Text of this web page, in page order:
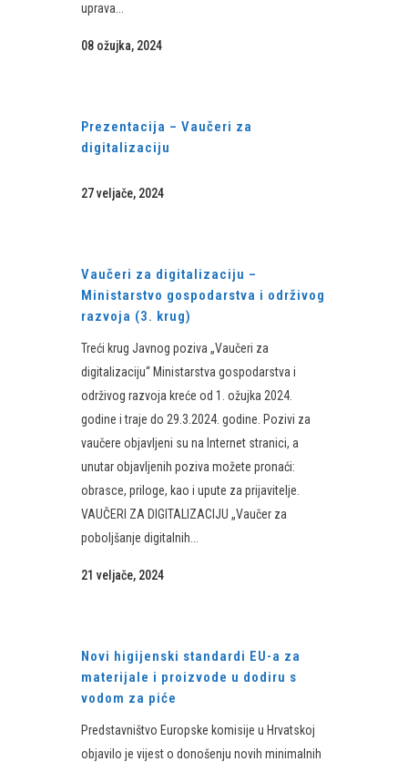
uprava...
08 ožujka, 2024
Prezentacija – Vaučeri za
digitalizaciju
27 veljače, 2024
Vaučeri za digitalizaciju –
Ministarstvo gospodarstva i održivog
razvoja (3. krug)
Treći krug Javnog poziva „Vaučeri za
digitalizaciju“ Ministarstva gospodarstva i
održivog razvoja kreće od 1. ožujka 2024.
godine i traje do 29.3.2024. godine. Pozivi za
vaučere objavljeni su na Internet stranici, a
unutar objavljenih poziva možete pronaći:
obrasce, priloge, kao i upute za prijavitelje.
VAUČERI ZA DIGITALIZACIJU „Vaučer za
poboljšanje digitalnih...
21 veljače, 2024
Novi higijenski standardi EU-a za
materijale i proizvode u dodiru s
vodom za piće
Predstavništvo Europske komisije u Hrvatskoj
objavilo je vijest o donošenju novih minimalnih